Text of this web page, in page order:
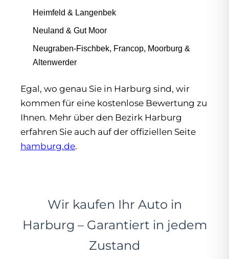
Heimfeld & Langenbek
Neuland & Gut Moor
Neugraben-Fischbek, Francop, Moorburg &
Altenwerder
Egal, wo genau Sie in Harburg sind, wir
kommen für eine kostenlose Bewertung zu
Ihnen. Mehr über den Bezirk Harburg
erfahren Sie auch auf der offiziellen Seite
hamburg.de.
Wir kaufen Ihr Auto in
Harburg – Garantiert in jedem
Zustand